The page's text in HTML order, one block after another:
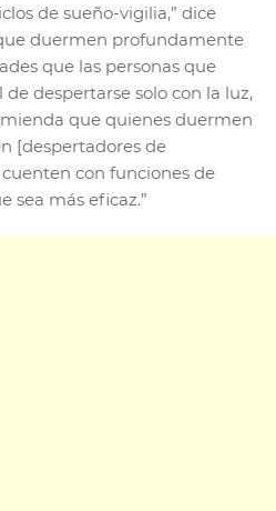
de sueño-vigilia,” dice
duermen profundamente
que las personas que
despertarse solo con la luz,
que quienes duermen
[despertadores de
con funciones de
sea más eficaz.”